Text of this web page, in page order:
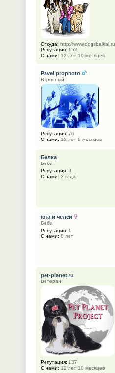
Откуда: http://www.dogsbaikal.ru
Репутация: 152
С нами: 12 лет 10 месяцев
Pavel prophoto
Взрослый
Репутация: 76
С нами: 12 лет 9 месяцев
Белка
Беби
Репутация: 0
С нами: 2 года
юта и челси
Беби
Репутация: 1
С нами: 8 лет
pet-planet.ru
Ветеран
Репутация: 137
С нами: 12 лет 10 месяцев